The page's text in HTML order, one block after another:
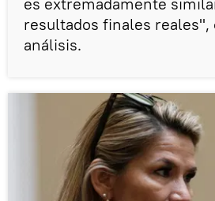
resultados finales reales",
análisis.